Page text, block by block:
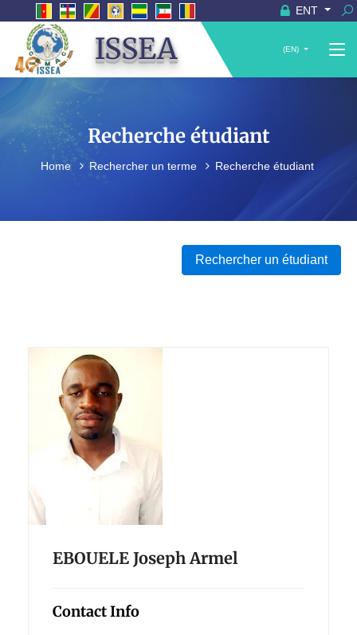
ENT
ISSEA (EN)
Recherche étudiant
Home Rechercher un terme Recherche étudiant
Rechercher un étudiant
EBOUELE Joseph Armel
Contact Info